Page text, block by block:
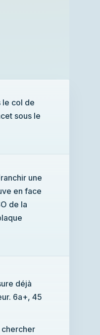
le col de
sous le
une
en face
de la
déjà
6a+, 45
chercher